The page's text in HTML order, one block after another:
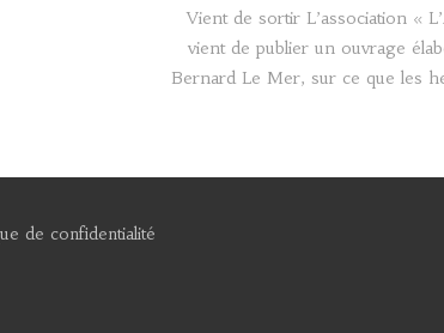
Vient de sortir L’association «
vient de publier un ouvrage
Bernard Le Mer, sur ce que les
de confidentialité